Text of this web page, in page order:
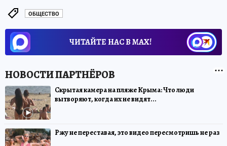
ОБЩЕСТВО
ЧИТАЙТЕ НАС В МАХ!
Скрытая камера на пляже Крыма: Что люди
вытворяют, когда их не видят...
Ржу не переставая, это видео пересмотришь не раз